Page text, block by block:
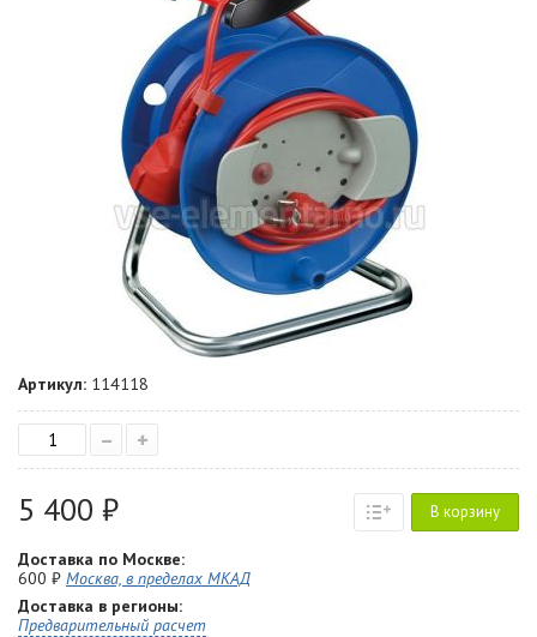
Артикул: 114118
– +
5 400 ₽ В корзину
Доставка по Москве:
600 ₽ Москва, в пределах МКАД
Доставка в регионы:
Предварительный расчет